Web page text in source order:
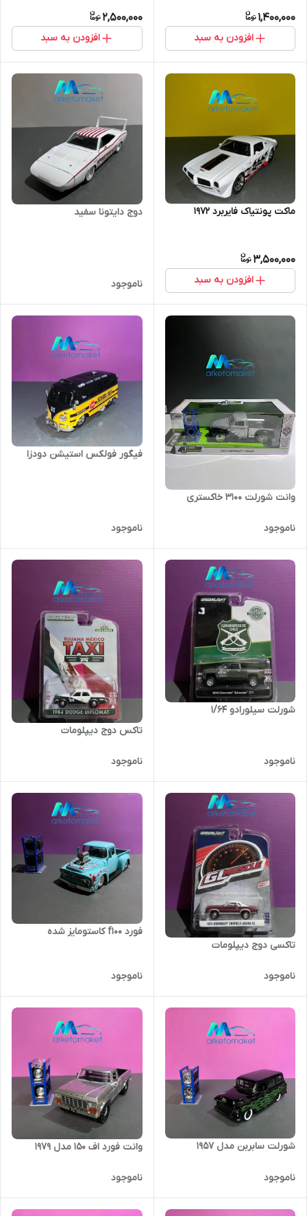
1,400,000
افزودن به سبد
2,500,000
افزودن به سبد
ماکت پونتیاک فایربرد ۱۹۷۲
3,500,000
افزودن به سبد
دوج دایتونا سفید
ناموجود
وانت شورلت ۳۱۰۰ خاکستری
ناموجود
فیگور فولکس استیشن دودزا
ناموجود
شورلت سیلورادو‌ ۱/۶۴
ناموجود
تاکس دوج دیپلومات
ناموجود
تاکسی دوج دیپلومات
ناموجود
فورد f100 کاستومایز شده
ناموجود
شورلت سابربن مدل ۱۹۵۷
ناموجود
وانت فورد اف ۱۵۰ مدل ۱۹۷۹
ناموجود